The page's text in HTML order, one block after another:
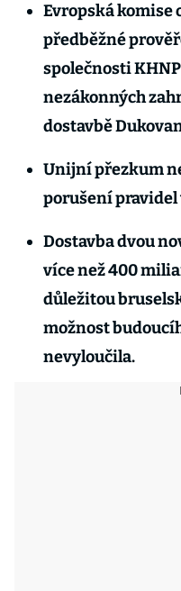
Evropská komise
předběžné
společnosti
nezákonných
dostavbě
Unijní přezkum
porušení
Dostavba dvou
více než 400
důležitou
možnost
nevyloučila.